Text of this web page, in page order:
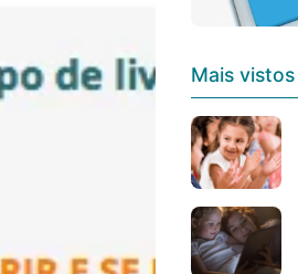
Mais vistos